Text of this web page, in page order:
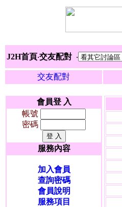
J2H首頁‧交友配對 ‧
交友配對
會員登 入
帳號
密碼
服務內容
加入會員
查詢密碼
會員說明
服務項目